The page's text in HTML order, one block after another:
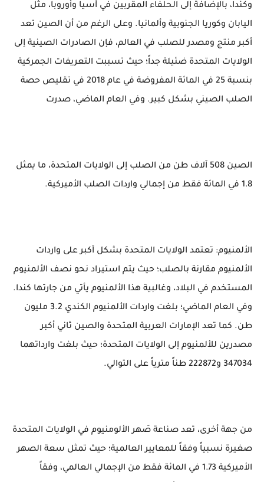
وكندا، بالإضافة إلى الحلفاء المقربين في آسيا وأوروبا، مثل
اليابان وكوريا الجنوبية وألمانيا. وعلى الرغم من أن الصين تعد
أكبر منتج ومصدر للصلب في العالم، فإن الصادرات الصينية إلى
الولايات المتحدة ضئيلة جداً؛ حيث تسببت التعريفات الجمركية
بنسبة 25 في المائة المفروضة في عام 2018 في تقليص حصة
الصلب الصيني بشكل كبير. وفي العام الماضي، صدرت
الصين 508 آلاف طن من الصلب إلى الولايات المتحدة، ما يمثل
1.8 في المائة فقط من إجمالي واردات الصلب الأميركية.
الألمنيوم: تعتمد الولايات المتحدة بشكل أكبر على واردات
الألمنيوم مقارنة بالصلب؛ حيث يتم استيراد نحو نصف الألمنيوم
المستخدم في البلاد، وغالبية هذا الألمنيوم يأتي من جارتها كندا.
وفي العام الماضي؛ بلغت واردات الألمنيوم الكندي 3.2 مليون
طن. كما تعد الإمارات العربية المتحدة والصين ثاني أكبر
مصدرين للألمنيوم إلى الولايات المتحدة؛ حيث بلغت وارداتهما
347034 و222872 طناً مترياً على التوالي.
من جهة أخرى، تعد صناعة صَهر الألومنيوم في الولايات المتحدة
صغيرة نسبياً وفقاً للمعايير العالمية؛ حيث تمثل سعة الصهر
الأميركية 1.73 في المائة فقط من الإجمالي العالمي، وفقاً